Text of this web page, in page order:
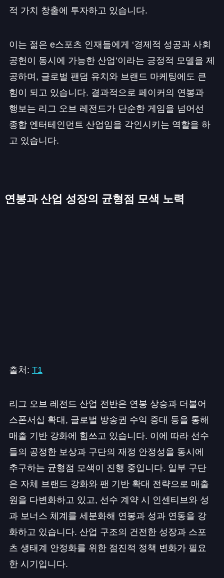
적 가치 창출에 투자하고 있습니다.
이는 젊은 e스포츠 인재들에게 ‘경제적 성공과 사회
공헌이 동시에 가능한 산업’이라는 긍정적 모델을 제
공하며, 글로벌 팬덤 유치와 브랜드 마케팅에도 큰
힘이 되고 있습니다. 결과적으로 페이커의 연봉과
행보는 리그 오브 레전드가 단순한 게임을 넘어선
종합 엔터테인먼트 산업임을 각인시키는 역할을 하
고 있습니다.
연봉과 산업 성장의 균형점 모색 노력
출처: T1
리그 오브 레전드 산업 전반은 연봉 상승과 더불어
스폰서십 확대, 글로벌 방송권 수익 증대 등을 통해
매출 기반 강화에 힘쓰고 있습니다. 이에 따라 선수
들의 공정한 보상과 구단의 재정 안정성을 동시에
추구하는 균형점 모색이 진행 중입니다. 일부 구단
은 자체 브랜드 강화와 팬 기반 확대 전략으로 매출
원을 다변화하고 있고, 선수 계약 시 인센티브와 성
과 보너스 체계를 세분화해 연봉과 성과 연동을 강
화하고 있습니다. 산업 구조의 건전한 성장과 스포
츠 생태계 안정화를 위한 점진적 정책 변화가 필요
한 시기입니다.